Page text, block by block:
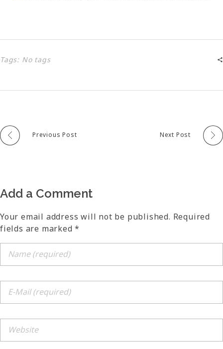
Tags: No tags
Previous Post Next Post
Add a Comment
Your email address will not be published. Required
fields are marked *